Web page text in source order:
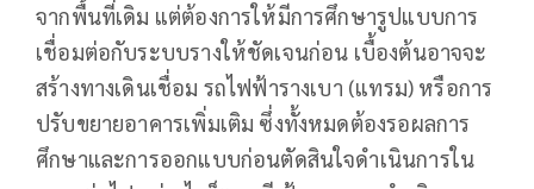
จากพื้นที่เดิม แต่ต้องการให้มีการศึกษารูปแบบการ
เชื่อมต่อกับระบบรางให้ชัดเจนก่อน เบื้องต้นอาจจะ
สร้างทางเดินเชื่อม รถไฟฟ้ารางเบา (แทรม) หรือการ
ปรับขยายอาคารเพิ่มเติม ซึ่งทั้งหมดต้องรอผลการ
ศึกษาและการออกแบบก่อนตัดสินใจดำเนินการใน